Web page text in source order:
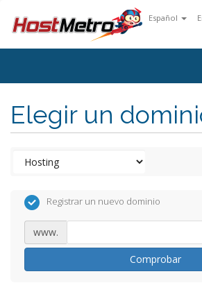
Español
Elegir un
Registrar un nuevo dominio
www.
Comprobar